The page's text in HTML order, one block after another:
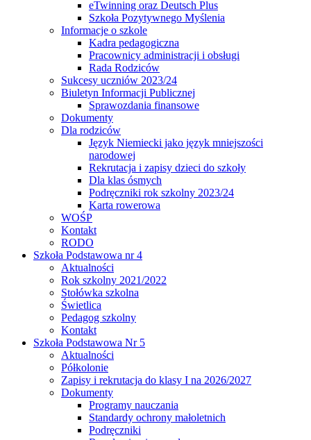
eTwinning oraz Deutsch Plus
Szkoła Pozytywnego Myślenia
Informacje o szkole
Kadra pedagogiczna
Pracownicy administracji i obsługi
Rada Rodziców
Sukcesy uczniów 2023/24
Biuletyn Informacji Publicznej
Sprawozdania finansowe
Dokumenty
Dla rodziców
Język Niemiecki jako język mniejszości
narodowej
Rekrutacja i zapisy dzieci do szkoły
Dla klas ósmych
Podręczniki rok szkolny 2023/24
Karta rowerowa
WOŚP
Kontakt
RODO
Szkoła Podstawowa nr 4
Aktualności
Rok szkolny 2021/2022
Stołówka szkolna
Świetlica
Pedagog szkolny
Kontakt
Szkoła Podstawowa Nr 5
Aktualności
Półkolonie
Zapisy i rekrutacja do klasy I na 2026/2027
Dokumenty
Programy nauczania
Standardy ochrony małoletnich
Podręczniki